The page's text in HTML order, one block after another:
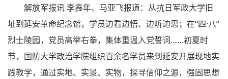
解放军报讯 李鑫年、马亚飞报道：从抗日军政大学旧
址到延安革命纪念馆，学员边看边悟、边听边思；在“四·八”
烈士陵园，党员高举右拳，集体重温入党誓词……初夏时
节，国防大学政治学院组织百余名学员来到延安开展现地实
践教学，通过实地、实景、实物，探寻信仰之源，强固思想